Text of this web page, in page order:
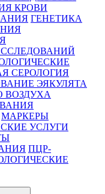
КРОВИ
ГЕНЕТИКА
СЕРОЛОГИЯ
ЭЯКУЛЯТА
ВОЗДУХА
МАРКЕРЫ
УСЛУГИ
ПЦР-